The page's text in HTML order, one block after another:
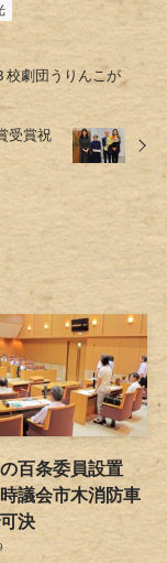
劇団うりんこが
受賞祝
の百条委員設置
議会市木消防車
決